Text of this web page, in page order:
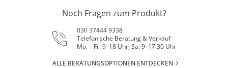
Noch Fragen zum Produkt?
030 37444 9338
Telefonische Beratung & Verkauf
Mo. – Fr. 9–18 Uhr, Sa. 9–17:30 Uhr
ALLE BERATUNGSOPTIONEN ENTDECKEN